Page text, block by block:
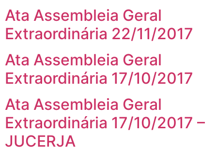
Ata Assembleia Geral
Extraordinária 22/11/2017
Ata Assembleia Geral
Extraordinária 17/10/2017
Ata Assembleia Geral
Extraordinária 17/10/2017 –
JUCERJA